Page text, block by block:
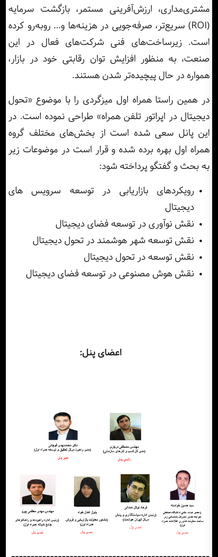
مشتری‌مداری، ارزش‌آفرینی مستمر، بازگشت سرمایه
(ROI) سریع‌تر، صرفه‌جویی در هزینه‌ها و... روبه‌رو کرده
است. زیرساخت‌های فنی شرکت‌های فعال در این
صنعت، به منظور افزایش توان رقابتی خود در بازار،
همواره در حال پیچیده‌تر شدن هستند.
در همین راستا همراه اول میزگردی را با موضوع «تحول
دیجیتال در اپراتور تلفن همراه» طراحی نموده است. در
این پانل سعی شده است از بخش‌های مختلف گروه
همراه اول بهره برده شده و قرار است در موضوعات زیر
به بحث و گفتگو پرداخته شود:
رویکردهای بازاریابی در توسعه سرویس های
دیجیتال
نقش نوآوری در توسعه فضای دیجیتال
نقش توسعه شهر هوشمند در تحول دیجیتال
نقش توسعه در تحول دیجیتال
نقش هوش مصنوعی در توسعه فضای دیجیتال
اعضای پنل: